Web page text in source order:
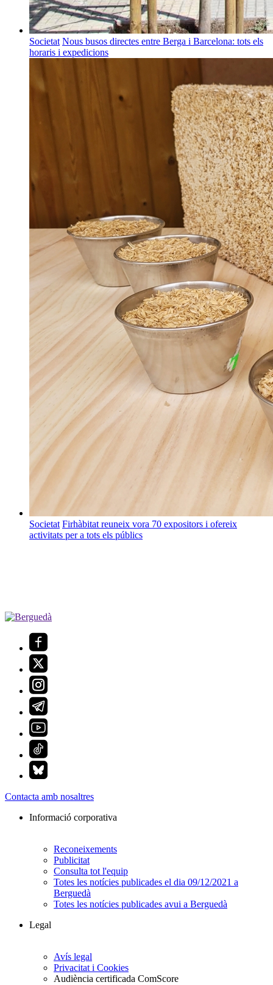
Societat Nous busos directes entre Berga i Barcelona: tots els
horaris i expedicions
Societat Firhàbitat reuneix vora 70 expositors i ofereix
activitats per a tots els públics
Contacta amb nosaltres
Informació corporativa
Reconeixements
Publicitat
Consulta tot l'equip
Totes les notícies publicades el dia 09/12/2021 a
Berguedà
Totes les notícies publicades avui a Berguedà
Legal
Avís legal
Privacitat i Cookies
Audiència certificada ComScore